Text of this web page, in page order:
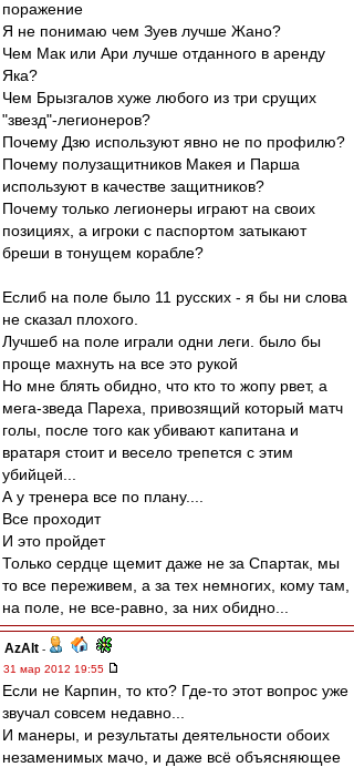
поражение
Я не понимаю чем Зуев лучше Жано?
Чем Мак или Ари лучше отданного в аренду
Яка?
Чем Брызгалов хуже любого из три срущих
"звезд"-легионеров?
Почему Дзю используют явно не по профилю?
Почему полузащитников Макея и Парша
используют в качестве защитников?
Почему только легионеры играют на своих
позициях, а игроки с паспортом затыкают
бреши в тонущем корабле?
Еслиб на поле было 11 русских - я бы ни слова
не сказал плохого.
Лучшеб на поле играли одни леги. было бы
проще махнуть на все это рукой
Но мне блять обидно, что кто то жопу рвет, а
мега-зведа Пареха, привозящий который матч
голы, после того как убивают капитана и
вратаря стоит и весело трепется с этим
убийцей...
А у тренера все по плану....
Все проходит
И это пройдет
Только сердце щемит даже не за Спартак, мы
то все переживем, а за тех немногих, кому там,
на поле, не все-равно, за них обидно...
AzAlt -
31 мар 2012 19:55
Если не Карпин, то кто? Где-то этот вопрос уже
звучал совсем недавно...
И манеры, и результаты деятельности обоих
незаменимых мачо, и даже всё объясняющее